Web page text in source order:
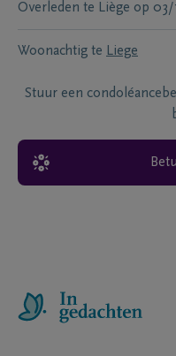
Overleden te Liège op 03/
Woonachtig te Liege
Stuur een